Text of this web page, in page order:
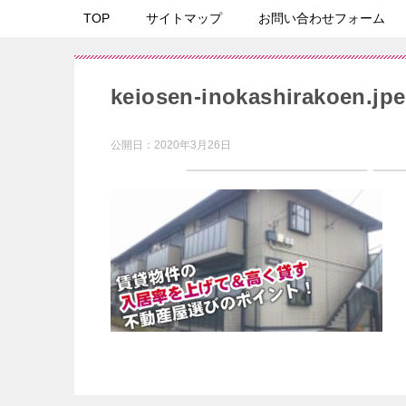
TOP サイトマップ お問い合わせフォーム
keiosen-
公開日： 2020年3月26日